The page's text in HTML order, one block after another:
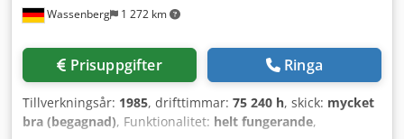
Wassenberg 1 272 km
Prisuppgifter Ringa
Tillverkningsår: 1985, drifttimmar: 75 240 h, skick: mycket
bra (begagnad), Funktionalitet: helt fungerande,